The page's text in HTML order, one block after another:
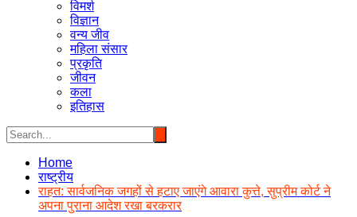
विमर्श
विज्ञान
वन्य जीव
महिला संसार
प्रकृति
जीवन
कला
इतिहास
Home
राष्ट्रीय
राहत: सार्वजनिक जगहों से हटाए जाएंगे आवारा कुत्ते, सुप्रीम कोर्ट ने
अपना पुराना आदेश रखा बरकरार